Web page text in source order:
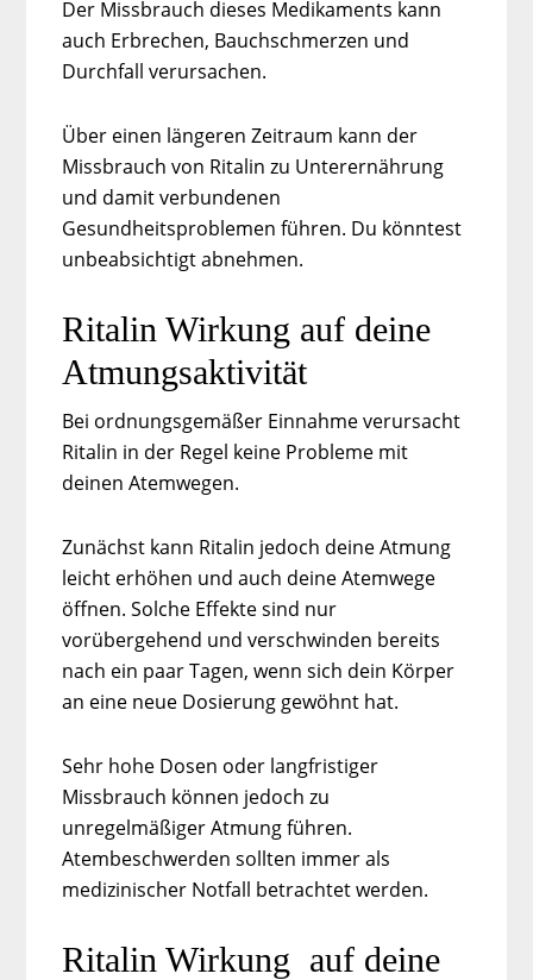
Der Missbrauch dieses Medikaments kann
auch Erbrechen, Bauchschmerzen und
Durchfall verursachen.
Über einen längeren Zeitraum kann der
Missbrauch von Ritalin zu Unterernährung
und damit verbundenen
Gesundheitsproblemen führen. Du könntest
unbeabsichtigt abnehmen.
Ritalin Wirkung auf deine
Atmungsaktivität
Bei ordnungsgemäßer Einnahme verursacht
Ritalin in der Regel keine Probleme mit
deinen Atemwegen.
Zunächst kann Ritalin jedoch deine Atmung
leicht erhöhen und auch deine Atemwege
öffnen. Solche Effekte sind nur
vorübergehend und verschwinden bereits
nach ein paar Tagen, wenn sich dein Körper
an eine neue Dosierung gewöhnt hat.
Sehr hohe Dosen oder langfristiger
Missbrauch können jedoch zu
unregelmäßiger Atmung führen.
Atembeschwerden sollten immer als
medizinischer Notfall betrachtet werden.
Ritalin Wirkung auf deine